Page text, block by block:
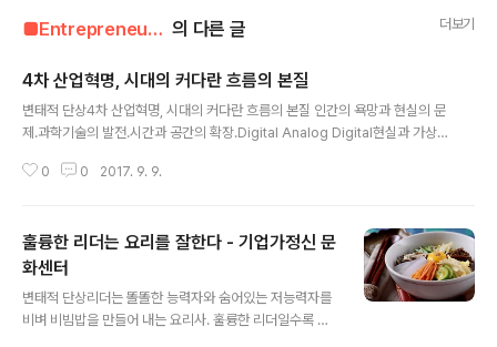
■Entrepreneur■■■/Entrepreneur's Diary 의 다른 글 더보기
4차 산업혁명, 시대의 커다란 흐름의 본질
변태적 단상4차 산업혁명, 시대의 커다란 흐름의 본질 인간의 욕망과 현실의 문
제.과학기술의 발전.시간과 공간의 확장.Digital Analog Digital현실과 가상.
이들의 가슴에 불꽃을 지필 수 있는가?? (Add Budher to your Linked-in /
문화센터 / 연극 / 다큐 / 사진 / 뮤직G20 청년 창업가들의 창업과 도전 사례 인
터뷰집심장이 원하는 대로 움직여라 (영진미디어 2015)기술창업자..
0 0 2017. 9. 9.
훌륭한 리더는 요리를 잘한다 - 기업가정신 문
화센터
변태적 단상리더는 똘똘한 능력자와 숨어있는 저능력자를
비벼 비빔밥을 만들어 내는 요리사. 훌륭한 리더일수록 조